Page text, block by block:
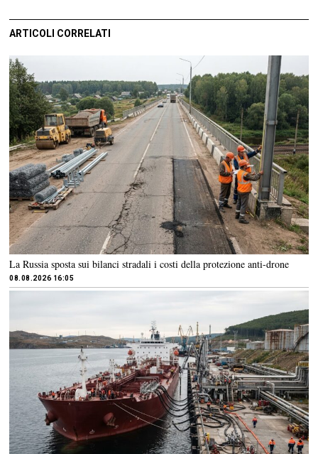
ARTICOLI CORRELATI
La Russia sposta sui bilanci stradali i costi della protezione anti-drone
08.08.2026 16:05